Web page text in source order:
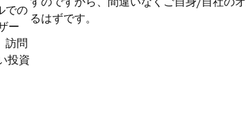
での
ー
訪問
投資
るはずです。